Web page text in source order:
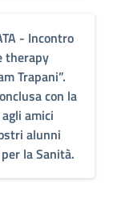
- Incontro
therapy
Trapani”.
con la
amici
alunni
la Sanità.